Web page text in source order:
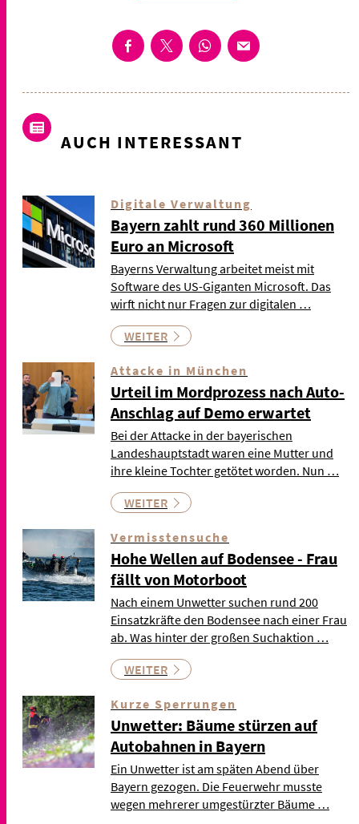
AUCH INTERESSANT
Digitale Verwaltung
Bayern zahlt rund 360 Millionen
Euro an Microsoft
Bayerns Verwaltung arbeitet meist mit
Software des US-Giganten Microsoft. Das
wirft nicht nur Fragen zur digitalen …
WEITER
Attacke in München
Urteil im Mordprozess nach Auto-
Anschlag auf Demo erwartet
Bei der Attacke in der bayerischen
Landeshauptstadt waren eine Mutter und
ihre kleine Tochter getötet worden. Nun …
WEITER
Vermisstensuche
Hohe Wellen auf Bodensee - Frau
fällt von Motorboot
Nach einem Unwetter suchen rund 200
Einsatzkräfte den Bodensee nach einer Frau
ab. Was hinter der großen Suchaktion …
WEITER
Kurze Sperrungen
Unwetter: Bäume stürzen auf
Autobahnen in Bayern
Ein Unwetter ist am späten Abend über
Bayern gezogen. Die Feuerwehr musste
wegen mehrerer umgestürzter Bäume …